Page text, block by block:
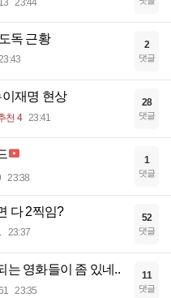
23:44
독 근황 2
댓글
재명 현상
천 4 23:41
28
댓글
23:38
1
댓글
다 2찍임?
23:37
52
댓글
는 영화들이 좀 있네..
23:35
11
댓글